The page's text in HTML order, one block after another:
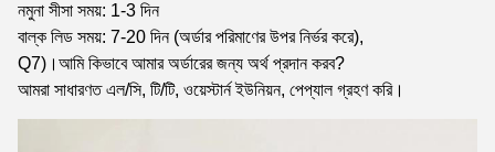
নমুনা সীসা সময়: 1-3 দিন
বাল্ক লিড সময়: 7-20 দিন (অর্ডার পরিমাণের উপর নির্ভর করে),
Q7)।আমি কিভাবে আমার অর্ডারের জন্য অর্থ প্রদান করব?
আমরা সাধারণত এল/সি, টি/টি, ওয়েস্টার্ন ইউনিয়ন, পেপ্যাল ​​গ্রহণ করি।